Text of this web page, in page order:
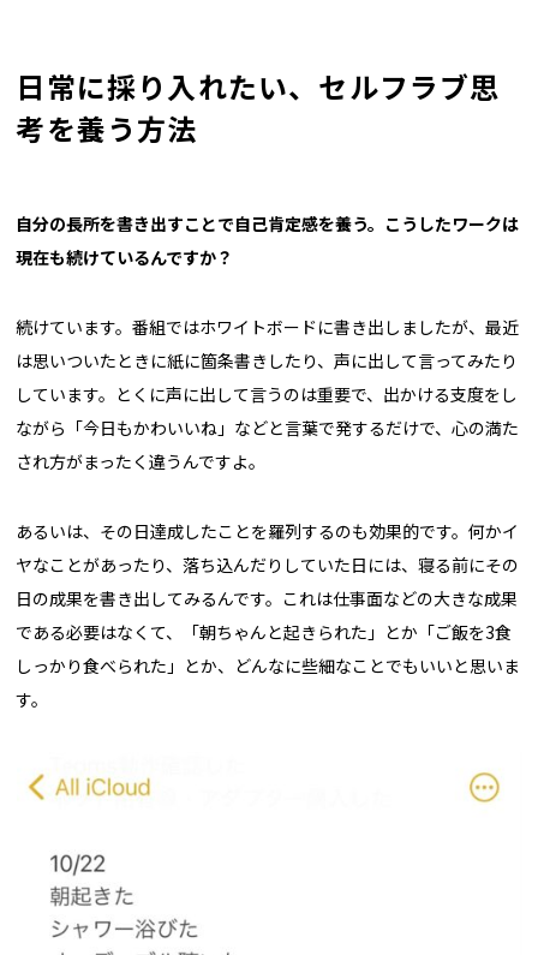
日常に採り入れたい、セルフラブ思
考を養う方法
自分の長所を書き出すことで自己肯定感を養う。こうしたワークは
現在も続けているんですか？
続けています。番組ではホワイトボードに書き出しましたが、最近
は思いついたときに紙に箇条書きしたり、声に出して言ってみたり
しています。とくに声に出して言うのは重要で、出かける支度をし
ながら「今日もかわいいね」などと言葉で発するだけで、心の満た
され方がまったく違うんですよ。
あるいは、その日達成したことを羅列するのも効果的です。何かイ
ヤなことがあったり、落ち込んだりしていた日には、寝る前にその
日の成果を書き出してみるんです。これは仕事面などの大きな成果
である必要はなくて、「朝ちゃんと起きられた」とか「ご飯を3食
しっかり食べられた」とか、どんなに些細なことでもいいと思いま
す。